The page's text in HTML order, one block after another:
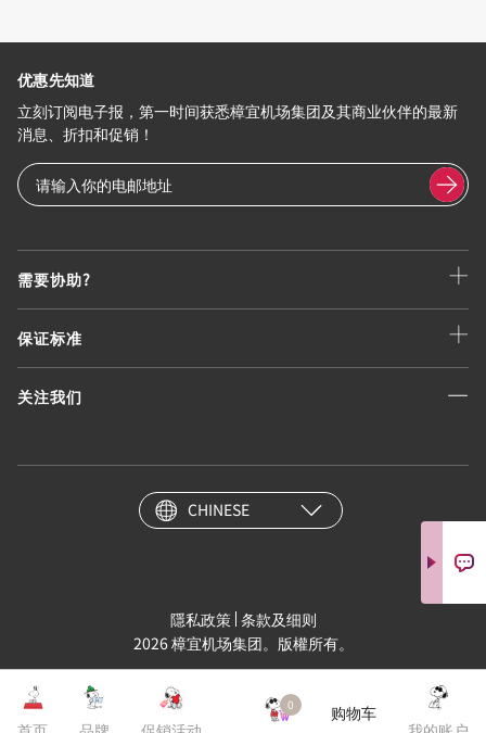
0
购物车
需要协助?
保证标准
关注我们
优惠先知道
立刻订阅电子报，第一时间获悉樟宜机场集团及其商业伙伴的最新
消息、折扣和促销！
CHINESE
隱私政策 条款及细则
2026 樟宜机场集团。版權所有。